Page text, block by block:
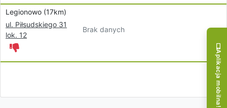
Legionowo (17km)
ul. Piłsudskiego 31
lok. 12
Brak danych
Aplikacja mobilna!